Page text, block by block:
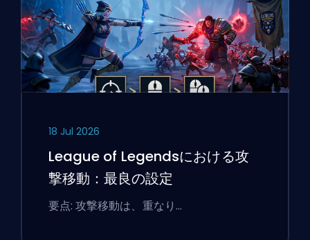
18 Jul 2026
League of Legendsにおける攻
撃移動：最良の設定
要点: 攻撃移動は、重なり…